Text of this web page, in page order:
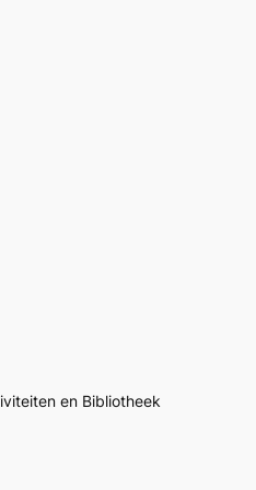
en Bibliotheek